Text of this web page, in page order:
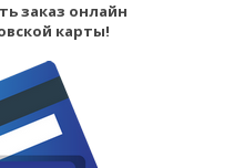
заказ онлайн
карты!